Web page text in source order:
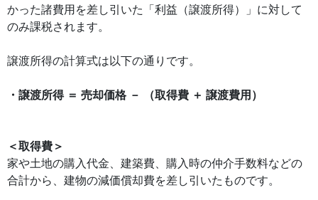
かった諸費用を差し引いた「利益（譲渡所得）」に対して
のみ課税されます。
譲渡所得の計算式は以下の通りです。
・譲渡所得 ＝ 売却価格 － （取得費 ＋ 譲渡費用）
＜取得費＞
家や土地の購入代金、建築費、購入時の仲介手数料などの
合計から、建物の減価償却費を差し引いたものです。